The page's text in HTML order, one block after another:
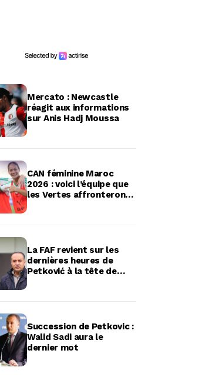
Mercato : Newcastle
réagit aux informations
sur Anis Hadj Moussa
CAN féminine Maroc
2026 : voici l’équipe que
les Vertes affronteront
La FAF revient sur les
dernières heures de
Petković à la tête de
Succession de Petkovic :
Walid Sadi aura le
dernier mot